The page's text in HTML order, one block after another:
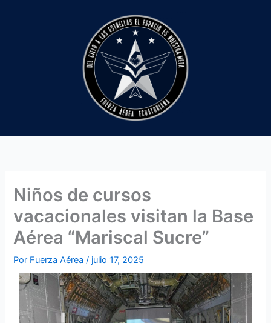
Niños de cursos
vacacionales visitan la Base
Aérea “Mariscal Sucre”
Por Fuerza Aérea/ julio 17, 2025